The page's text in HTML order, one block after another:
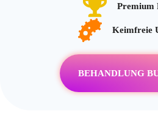
Premium
Keimfreie
BEHANDLUNG